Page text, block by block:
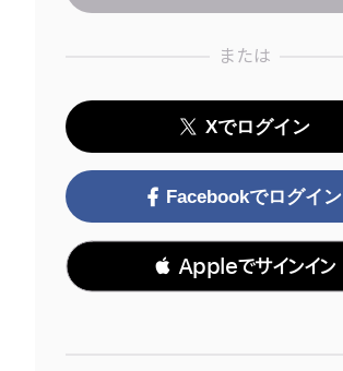
または
Xでログイン
Facebookでログイン
 Appleでサインイン